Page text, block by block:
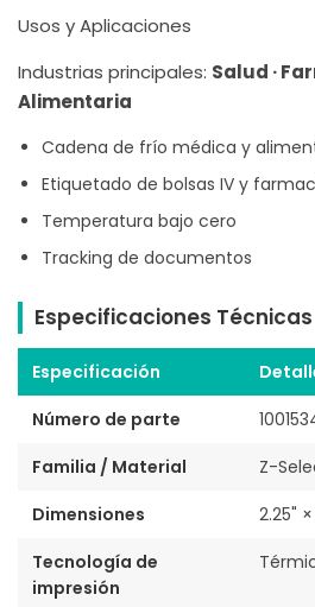
Usos y Aplicaciones
Industrias principales: Salud ·
Alimentaria
Cadena de frío médica y
Etiquetado de bolsas IV y
Temperatura bajo cero
Tracking de documentos
Especificaciones Técnicas
Especificación
Número de parte
Familia / Material
Z-
Dimensiones
2.25" ×
Tecnología de
impresión